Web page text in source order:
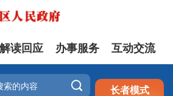
注册 登录
解读回应 办事服务 互动交流
 长者模式